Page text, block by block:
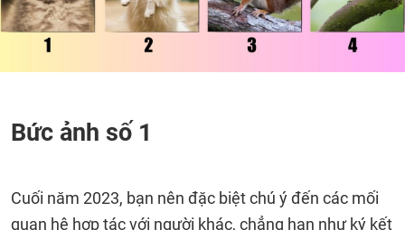
Bức ảnh số 1
Cuối năm 2023, bạn nên đặc biệt chú ý đến các mối
quan hệ hợp tác với người khác, chẳng hạn như ký kết